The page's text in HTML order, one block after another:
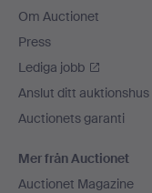
Om Auctionet
Press
Lediga jobb
Anslut ditt auktionshus
Auctionets garanti
Mer från Auctionet
Auctionet Magazine